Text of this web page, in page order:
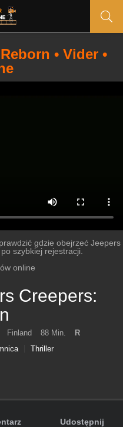
• Vider •
gdzie obejrzeć Jeepers
szybkiej rejestracji.
online
Creepers:
Finland 88 Min.
R
Thriller
Udostępnij